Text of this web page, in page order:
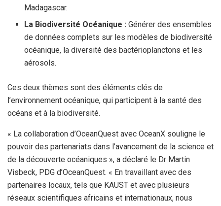
Madagascar.
La Biodiversité Océanique : Générer des ensembles
de données complets sur les modèles de biodiversité
océanique, la diversité des bactérioplanctons et les
aérosols.
Ces deux thèmes sont des éléments clés de
l’environnement océanique, qui participent à la santé des
océans et à la biodiversité.
« La collaboration d’OceanQuest avec OceanX souligne le
pouvoir des partenariats dans l’avancement de la science et
de la découverte océaniques », a déclaré le Dr Martin
Visbeck, PDG d’OceanQuest. « En travaillant avec des
partenaires locaux, tels que KAUST et avec plusieurs
réseaux scientifiques africains et internationaux, nous